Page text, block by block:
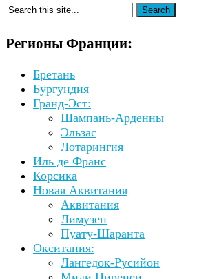
Регионы Франции:
Бретань
Бургундия
Гранд-Эст:
Шампань-Арденны
Эльзас
Лотарингия
Иль де Франс
Корсика
Новая Аквитания
Аквитания
Лимузен
Пуату-Шаранта
Окситания:
Лангедок-Русийон